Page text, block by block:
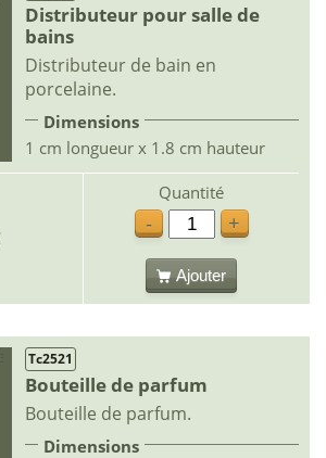
Distributeur pour salle de
bains
Distributeur de bain en
porcelaine.
Dimensions
1 cm longueur x 1.8 cm hauteur
Quantité
-
+
Ajouter
Tc2521
Bouteille de parfum
Bouteille de parfum.
Dimensions